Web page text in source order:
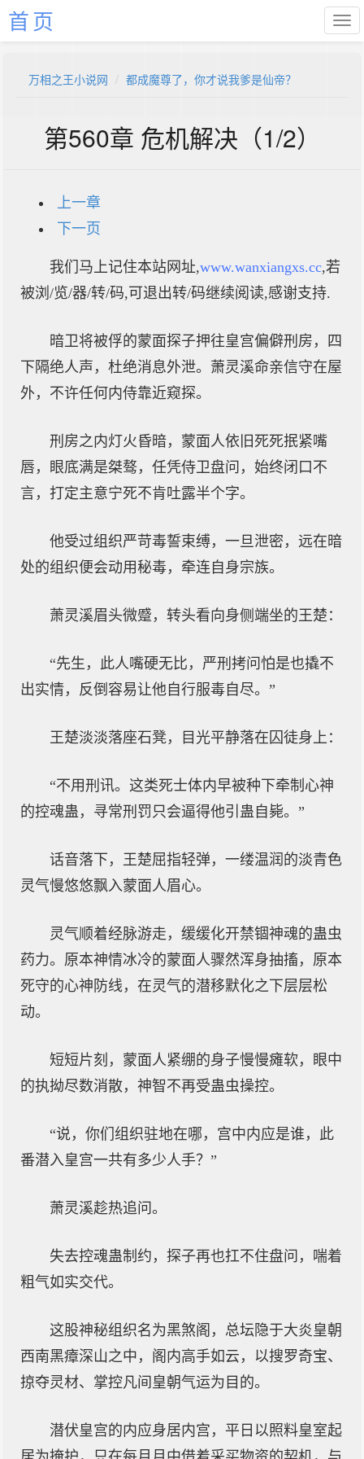
首页
万相之王小说网 都成魔尊了，你才说我爹是仙帝？
第560章 危机解决（1/2）
上一章
下一页
我们马上记住本站网址,www.wanxiangxs.cc,若
被浏/览/器/转/码,可退出转/码继续阅读,感谢支持.
暗卫将被俘的蒙面探子押往皇宫偏僻刑房，四
下隔绝人声，杜绝消息外泄。萧灵溪命亲信守在屋
外，不许任何内侍靠近窥探。
刑房之内灯火昏暗，蒙面人依旧死死抿紧嘴
唇，眼底满是桀骜，任凭侍卫盘问，始终闭口不
言，打定主意宁死不肯吐露半个字。
他受过组织严苛毒誓束缚，一旦泄密，远在暗
处的组织便会动用秘毒，牵连自身宗族。
萧灵溪眉头微蹙，转头看向身侧端坐的王楚：
“先生，此人嘴硬无比，严刑拷问怕是也撬不
出实情，反倒容易让他自行服毒自尽。”
王楚淡淡落座石凳，目光平静落在囚徒身上：
“不用刑讯。这类死士体内早被种下牵制心神
的控魂蛊，寻常刑罚只会逼得他引蛊自毙。”
话音落下，王楚屈指轻弹，一缕温润的淡青色
灵气慢悠悠飘入蒙面人眉心。
灵气顺着经脉游走，缓缓化开禁锢神魂的蛊虫
药力。原本神情冰冷的蒙面人骤然浑身抽搐，原本
死守的心神防线，在灵气的潜移默化之下层层松
动。
短短片刻，蒙面人紧绷的身子慢慢瘫软，眼中
的执拗尽数消散，神智不再受蛊虫操控。
“说，你们组织驻地在哪，宫中内应是谁，此
番潜入皇宫一共有多少人手？”
萧灵溪趁热追问。
失去控魂蛊制约，探子再也扛不住盘问，喘着
粗气如实交代。
这股神秘组织名为黑煞阁，总坛隐于大炎皇朝
西南黑瘴深山之中，阁内高手如云，以搜罗奇宝、
掠夺灵材、掌控凡间皇朝气运为目的。
潜伏皇宫的内应身居内宫，平日以照料皇室起